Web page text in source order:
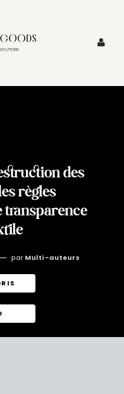
des
règles
transparence
par Multi -auteurs